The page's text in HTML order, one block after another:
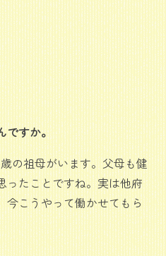
ですか。
の祖母がいます。父母も健
ったことですね。実は他府
今こうやって働かせてもら